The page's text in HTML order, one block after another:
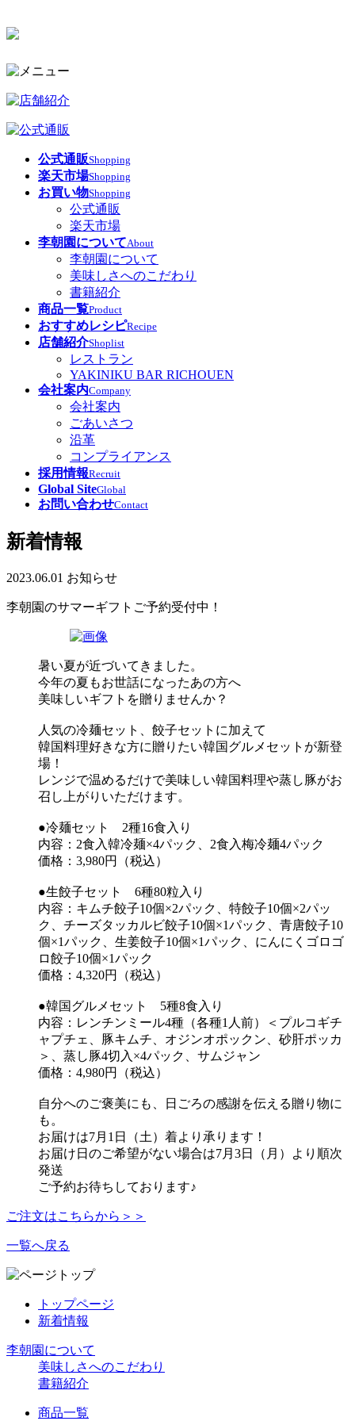
公式通販Shopping
楽天市場Shopping
お買い物Shopping
公式通販
楽天市場
李朝園についてAbout
李朝園について
美味しさへのこだわり
書籍紹介
商品一覧Product
おすすめレシピRecipe
店舗紹介Shoplist
レストラン
YAKINIKU BAR RICHOUEN
会社案内Company
会社案内
ごあいさつ
沿革
コンプライアンス
採用情報Recruit
Global SiteGlobal
お問い合わせContact
新着情報
2023.06.01 お知らせ
李朝園のサマーギフトご予約受付中！
暑い夏が近づいてきました。
今年の夏もお世話になったあの方へ
美味しいギフトを贈りませんか？
人気の冷麺セット、餃子セットに加えて
韓国料理好きな方に贈りたい韓国グルメセットが新登
場！
レンジで温めるだけで美味しい韓国料理や蒸し豚がお
召し上がりいただけます。
●冷麺セット 2種16食入り
内容：2食入韓冷麺×4パック、2食入梅冷麺4パック
価格：3,980円（税込）
●生餃子セット 6種80粒入り
内容：キムチ餃子10個×2パック、特餃子10個×2パッ
ク、チーズタッカルビ餃子10個×1パック、青唐餃子10
個×1パック、生姜餃子10個×1パック、にんにくゴロゴ
ロ餃子10個×1パック
価格：4,320円（税込）
●韓国グルメセット 5種8食入り
内容：レンチンミール4種（各種1人前）＜プルコギチ
ャプチェ、豚キムチ、オジンオポックン、砂肝ポッカ
＞、蒸し豚4切入×4パック、サムジャン
価格：4,980円（税込）
自分へのご褒美にも、日ごろの感謝を伝える贈り物に
も。
お届けは7月1日（土）着より承ります！
お届け日のご希望がない場合は7月3日（月）より順次
発送
ご予約お待ちしております♪
ご注文はこちらから＞＞
一覧へ戻る
トップページ
新着情報
李朝園について
美味しさへのこだわり
書籍紹介
商品一覧